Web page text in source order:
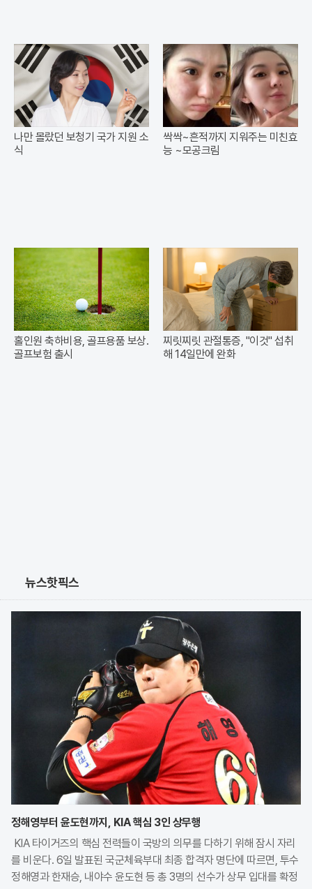
나만 몰랐던 보청기 국가 지원 소
식
싹싹~흔적까지 지워주는 미친효
능 ~모공크림
홀인원 축하비용, 골프용품 보상.
골프보험 출시
찌릿찌릿 관절통증, "이것" 섭취
해 14일만에 완화
뉴스핫픽스
정해영부터 윤도현까지, KIA 핵심 3인 상무행
KIA 타이거즈의 핵심 전력들이 국방의 의무를 다하기 위해 잠시 자리
를 비운다. 6일 발표된 국군체육부대 최종 합격자 명단에 따르면, 투수
정해영과 한재승, 내야수 윤도현 등 총 3명의 선수가 상무 입대를 확정